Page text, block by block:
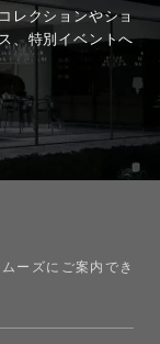
レクションやショ
、特別イベントへ
ーズにご案内でき